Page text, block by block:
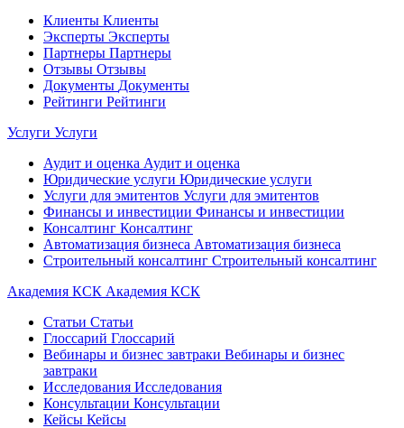
Клиенты Клиенты
Эксперты Эксперты
Партнеры Партнеры
Отзывы Отзывы
Документы Документы
Рейтинги Рейтинги
Услуги Услуги
Аудит и оценка Аудит и оценка
Юридические услуги Юридические услуги
Услуги для эмитентов Услуги для эмитентов
Финансы и инвестиции Финансы и инвестиции
Консалтинг Консалтинг
Автоматизация бизнеса Автоматизация бизнеса
Строительный консалтинг Строительный консалтинг
Академия КСК Академия КСК
Статьи Статьи
Глоссарий Глоссарий
Вебинары и бизнес завтраки Вебинары и бизнес
завтраки
Исследования Исследования
Консультации Консультации
Кейсы Кейсы